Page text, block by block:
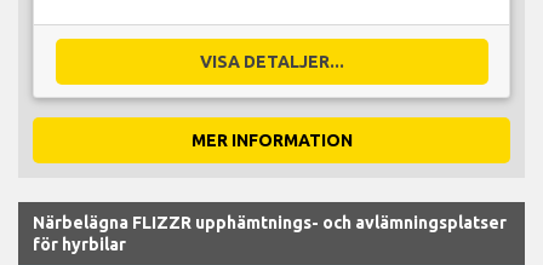
VISA DETALJER...
MER INFORMATION
Närbelägna FLIZZR upphämtnings- och avlämningsplatser
för hyrbilar